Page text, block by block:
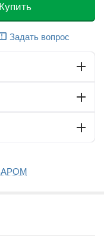
Купить
Задать вопрос